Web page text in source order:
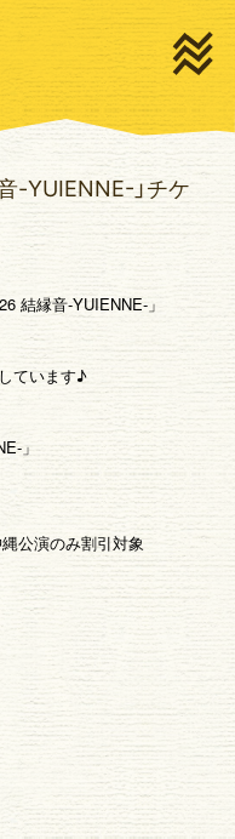
MEDIA
ログイン
～るテレビ
～るラジオ
-YUIENNE-」チケ
結縁音-YUIENNE-」
ています♪
」
公演のみ割引対象